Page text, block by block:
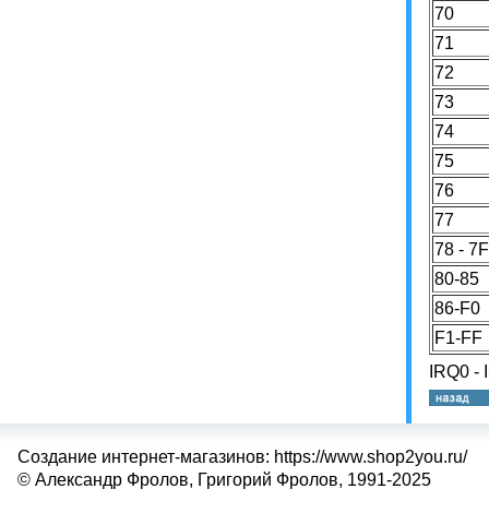
70
71
72
73
74
75
76
77
78 - 7F
80-85
86-F0
F1-FF
IRQ0 -
Создание интернет-магазинов: https://www.shop2you.ru/
© Александр Фролов, Григорий Фролов, 1991-2025